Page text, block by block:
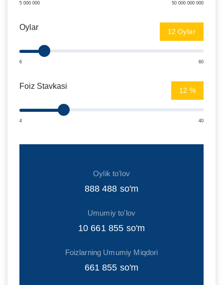
5 000 000 50 000 000 000
Oylar Oylar
6 60
Foiz Stavkasi %
4 40
Oylik to'lov
888 488 so'm
Umumiy to'lov
10 661 855 so'm
Foizlarning Umumiy Miqdori
661 855 so'm